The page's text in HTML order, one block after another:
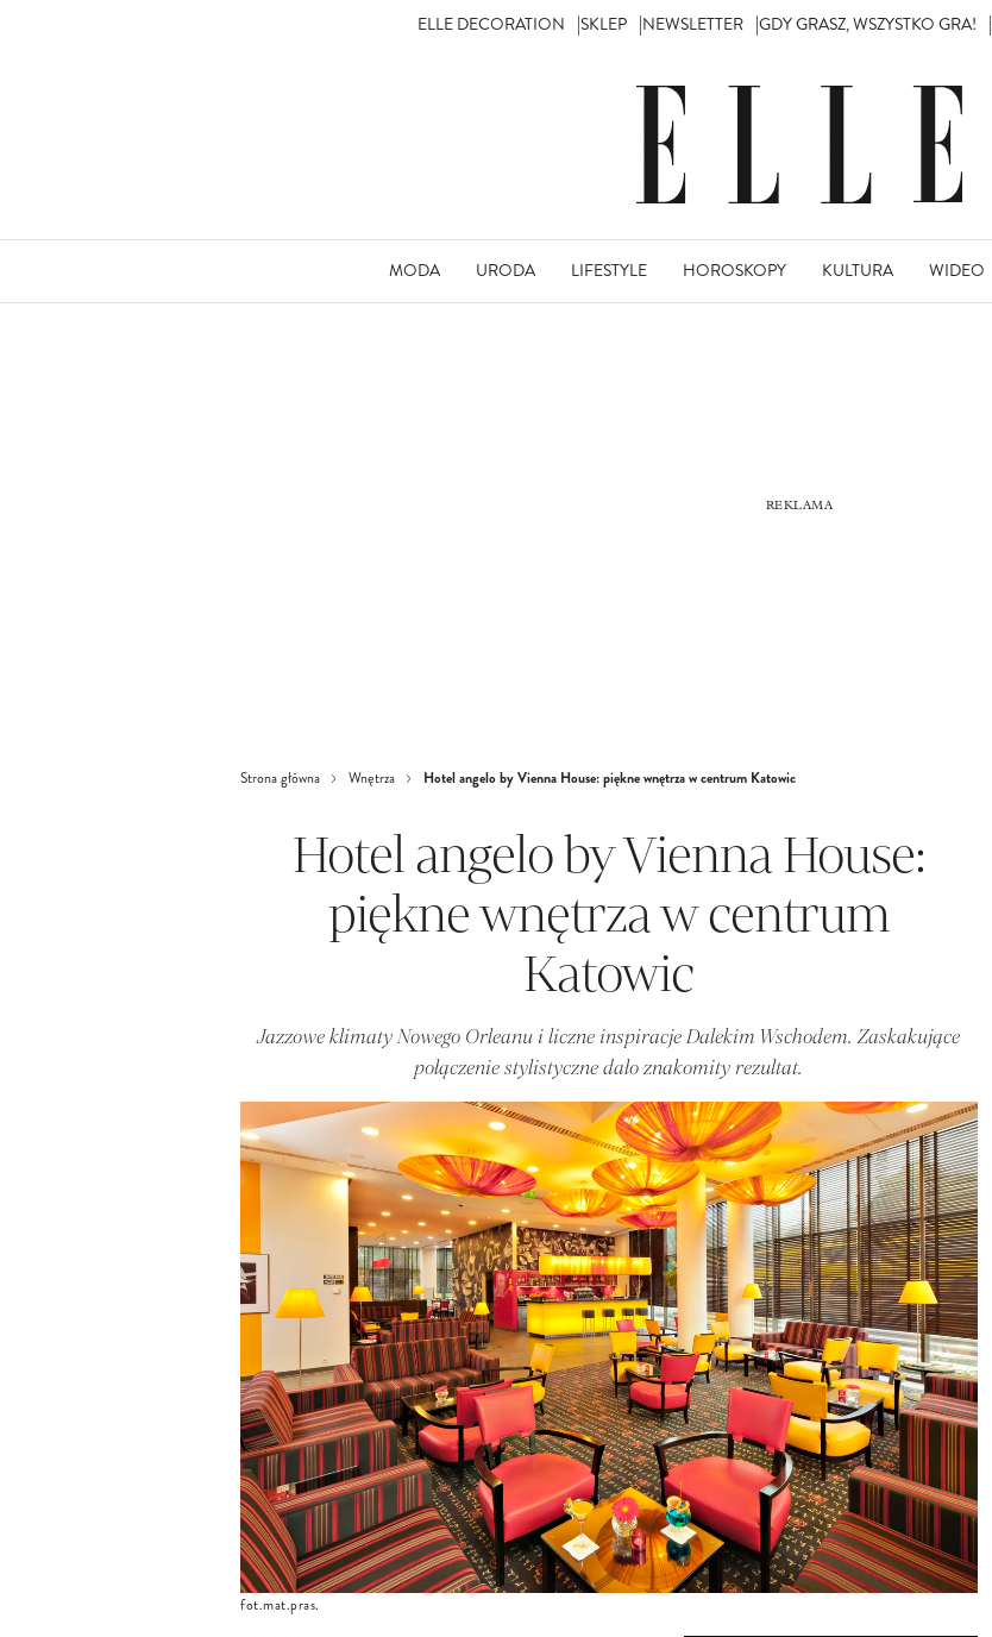
ELLE DECORATION SKLEP NEWSLETTER GDY GRASZ, WSZYSTKO GRA!
MODA URODA LIFESTYLE HOROSKOPY KULTURA WIDEO
Strona główna Wnętrza Hotel angelo by Vienna House: piękne wnętrza w centrum Katowic
Hotel angelo by Vienna House:
piękne wnętrza w centrum
Katowic
Jazzowe klimaty Nowego Orleanu i liczne inspiracje Dalekim Wschodem. Zaskakujące
połączenie stylistyczne dało znakomity rezultat.
fot.mat.pras.